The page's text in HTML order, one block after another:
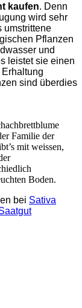
kaufen. Denn
wird sehr
umstrittene
Pflanzen
und
leistet sie einen
sind überdies
Familie der
mit weissen,
Boden.
bei Sativa